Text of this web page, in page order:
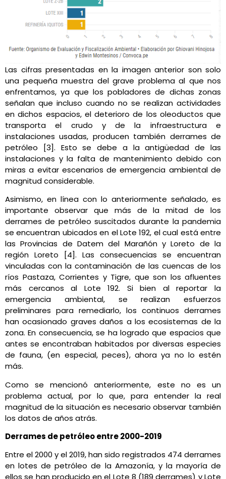
Las cifras presentadas en la imagen anterior son solo
una pequeña muestra del grave problema al que nos
enfrentamos, ya que los pobladores de dichas zonas
señalan que incluso cuando no se realizan actividades
en dichos espacios, el deterioro de los oleoductos que
transporta el crudo y de la infraestructura e
instalaciones usadas, producen también derrames de
petróleo [3]. Esto se debe a la antigüedad de las
instalaciones y la falta de mantenimiento debido con
miras a evitar escenarios de emergencia ambiental de
magnitud considerable.
Asimismo, en línea con lo anteriormente señalado, es
importante observar que más de la mitad de los
derrames de petróleo suscitados durante la pandemia
se encuentran ubicados en el Lote 192, el cual está entre
las Provincias de Datem del Marañón y Loreto de la
región Loreto [4]. Las consecuencias se encuentran
vinculadas con la contaminación de las cuencas de los
ríos Pastaza, Corrientes y Tigre, que son los afluentes
más cercanos al Lote 192. Si bien al reportar la
emergencia ambiental, se realizan esfuerzos
preliminares para remediarlo, los continuos derrames
han ocasionado graves daños a los ecosistemas de la
zona. En consecuencia, se ha logrado que espacios que
antes se encontraban habitados por diversas especies
de fauna, (en especial, peces), ahora ya no lo estén
más.
Como se mencionó anteriormente, este no es un
problema actual, por lo que, para entender la real
magnitud de la situación es necesario observar también
los datos de años atrás.
Derrames de petróleo entre 2000-2019
Entre el 2000 y el 2019, han sido registrados 474 derrames
en lotes de petróleo de la Amazonía, y la mayoría de